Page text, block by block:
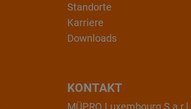
Standorte
Karriere
Downloads
KONTAKT